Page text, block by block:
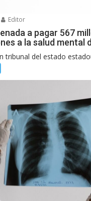
Editor
a pagar 567
a la salud mental
tribunal del estado